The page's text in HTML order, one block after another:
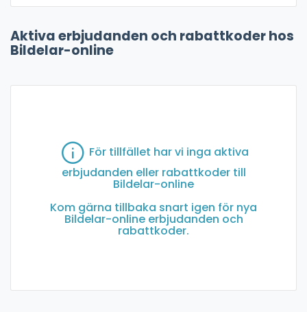
Aktiva erbjudanden och rabattkoder hos
Bildelar-online
För tillfället har vi inga aktiva
erbjudanden eller rabattkoder till
Bildelar-online
Kom gärna tillbaka snart igen för nya
Bildelar-online erbjudanden och
rabattkoder.